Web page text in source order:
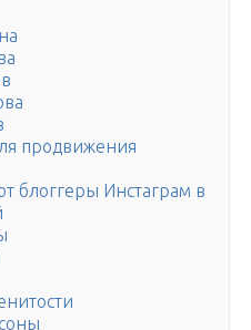
продвижения
блоггеры Инстаграм в